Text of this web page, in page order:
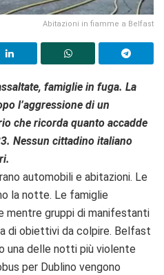
Abitazioni in fiamme a Belfast
famiglie in fuga. La
l’aggressione di un
che ricorda quanto accadde
Nessun cittadino italiano
automobili e abitazioni. Le
la notte. Le famiglie
mentre gruppi di manifestanti
di obiettivi da colpire. Belfast
una delle notti più violente
per Dublino vengono